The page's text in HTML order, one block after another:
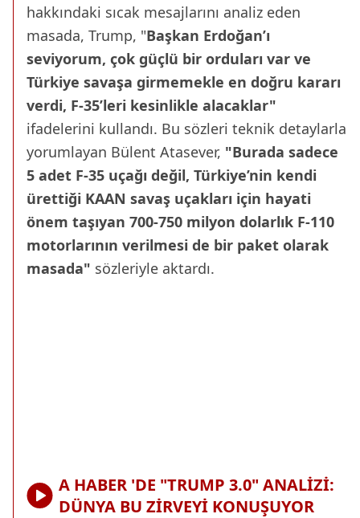
hakkındaki sıcak mesajlarını analiz eden
masada, Trump, "Başkan Erdoğan’ı
seviyorum, çok güçlü bir orduları var ve
Türkiye savaşa girmemekle en doğru kararı
verdi, F-35’leri kesinlikle alacaklar"
ifadelerini kullandı. Bu sözleri teknik detaylarla
yorumlayan Bülent Atasever, "Burada sadece
5 adet F-35 uçağı değil, Türkiye’nin kendi
ürettiği KAAN savaş uçakları için hayati
önem taşıyan 700-750 milyon dolarlık F-110
motorlarının verilmesi de bir paket olarak
masada" sözleriyle aktardı.
A HABER 'DE "TRUMP 3.0" ANALİZİ:
DÜNYA BU ZİRVEYİ KONUŞUYOR